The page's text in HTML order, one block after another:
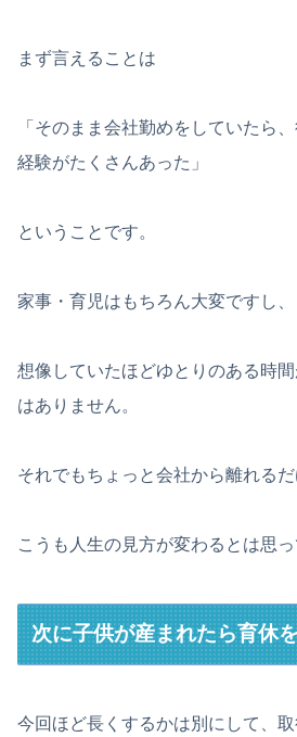
まず言えることは
「そのまま会社勤めをしていたら
経験がたくさんあった」
ということです。
家事・育児はもちろん大変ですし、
想像していたほどゆとりのある時
はありません。
それでもちょっと会社から離れるだ
こうも人生の見方が変わるとは思っ
次に子供が産まれたら育休
今回ほど長くするかは別にして、